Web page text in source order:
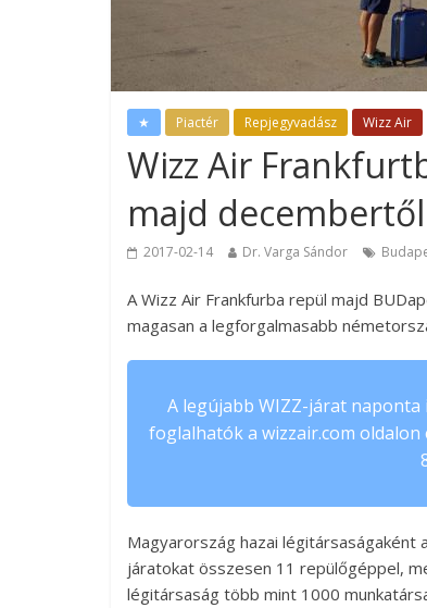
★ Piactér Repjegyvadász Wizz Air
Wizz Air
majd decembertől
2017-02-14 Dr. Varga Sándor
A Wizz Air Frankfurba repül majd
magasan a legforgalmasabb
A legújabb WIZZ-járat naponta
foglalhatók a wizzair.com
Magyarország hazai
járatokat összesen 11 repülőgéppel,
légitársaság több mint 1000